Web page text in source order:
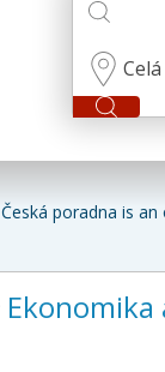
Celá
Česká poradna is
Ekonomika